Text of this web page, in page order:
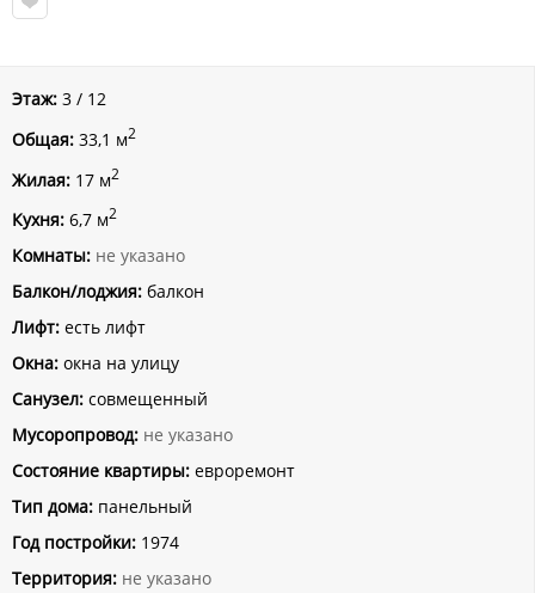
Этаж: 3 / 12
Общая: 33,1 м2
Жилая: 17 м2
Кухня: 6,7 м2
Комнаты: не указано
Балкон/лоджия: балкон
Лифт: есть лифт
Окна: окна на улицу
Санузел: совмещенный
Мусоропровод: не указано
Состояние квартиры: евроремонт
Тип дома: панельный
Год постройки: 1974
Территория: не указано